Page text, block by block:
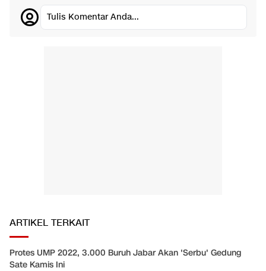
Tulis Komentar Anda...
ARTIKEL TERKAIT
Protes UMP 2022, 3.000 Buruh Jabar Akan 'Serbu' Gedung
Sate Kamis Ini